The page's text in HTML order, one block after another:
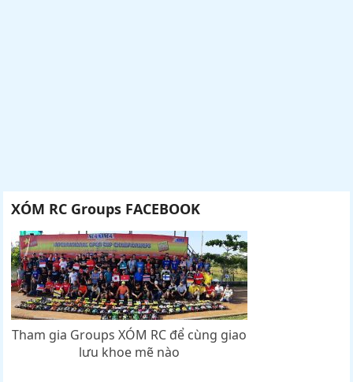
XÓM RC Groups FACEBOOK
Tham gia Groups XÓM RC để cùng giao
lưu khoe mẽ nào